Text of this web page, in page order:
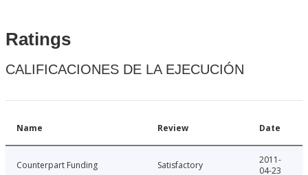
Ratings
CALIFICACIONES DE LA EJECUCIÓN
Name Review Date
Counterpart Funding Satisfactory
2011-
04-23